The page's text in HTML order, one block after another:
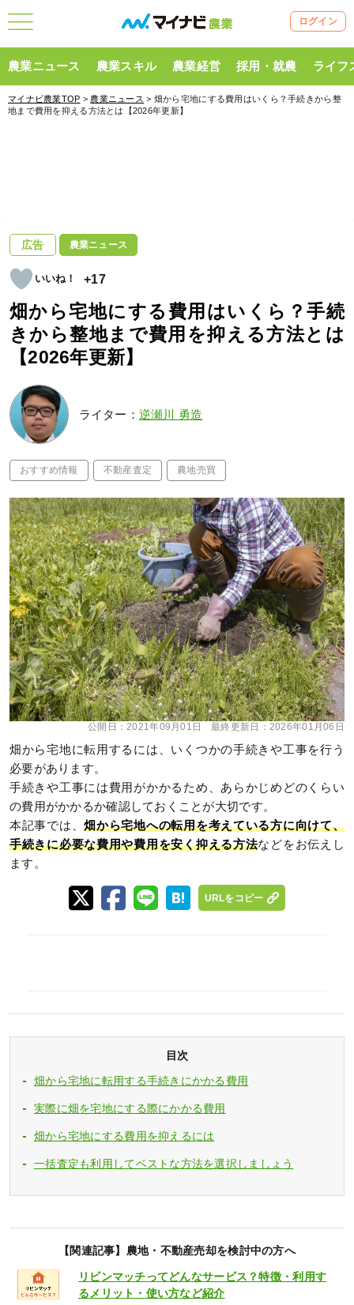
ログイン
農業ニュース 農業スキル 農業経営 採用・就農 ライフ
マイナビ農業TOP > 農業ニュース > 畑から宅地にする費用はいくら？手続きから整
地まで費用を抑える方法とは【2026年更新】
広告 農業ニュース
+17
畑から宅地にする費用はいくら？手続
きから整地まで費用を抑える方法とは
【2026年更新】
ライター： 逆瀬川 勇造
おすすめ情報 不動産査定 農地売買
公開日： 2021年09月01日 最終更新日： 2026年01月06日
畑から宅地に転用するには、いくつかの手続きや工事を行う
必要があります。
手続きや工事には費用がかかるため、あらかじめどのくらい
の費用がかかるか確認しておくことが大切です。
本記事では、畑から宅地への転用を考えている方に向けて、
手続きに必要な費用や費用を安く抑える方法などをお伝えし
ます。
URLをコピー
目次
畑から宅地に転用する手続きにかかる費用
実際に畑を宅地にする際にかかる費用
畑から宅地にする費用を抑えるには
一括査定も利用してベストな方法を選択しましょう
【関連記事】農地・不動産売却を検討中の方へ
リビンマッチってどんなサービス？特徴・利用す
るメリット・使い方など紹介